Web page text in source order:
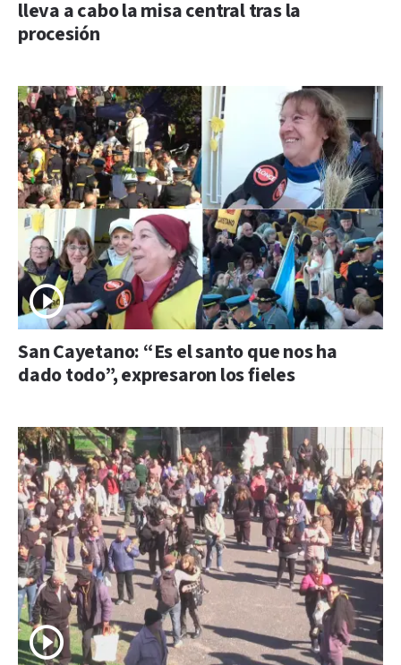
lleva a cabo la misa central tras la
procesión
San Cayetano: “Es el santo que nos ha
dado todo”, expresaron los fieles